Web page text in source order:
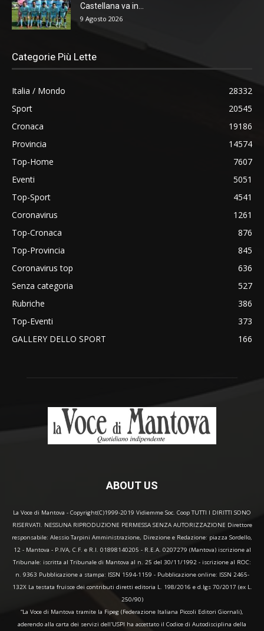
Castellana va in...
9 Agosto 2026
Categorie Più Lette
Italia / Mondo
28332
Sport
20545
Cronaca
19186
Provincia
14574
Top-Home
7607
Eventi
5051
Top-Sport
4541
Coronavirus
1261
Top-Cronaca
876
Top-Provincia
845
Coronavirus top
636
Senza categoria
527
Rubriche
386
Top-Eventi
373
GALLERY DELLO SPORT
166
ABOUT US
La Voce di Mantova - Copyright(C)1999-2019 Vidiemme Soc. Coop TUTTI I DIRITTI SONO
RISERVATI. NESSUNA RIPRODUZIONE PERMESSA SENZA AUTORIZZAZIONE Direttore
responsabile: Alessio Tarpini Amministrazione, Direzione e Redazione: piazza Sordello,
12 - Mantova - P.IVA, C.F. e R.I. 01898140205 - R.E.A. 0207279 (Mantova) iscrizione al
Tribunale: iscritta al Tribunale di Mantova al n. 25 del 30/11/1992 - iscrizione al ROC:
n. 9363 Pubblicazione a stampa: ISSN 1594-1159 - Pubblicazione online: ISSN 2465-
132X La testata fruisce dei contributi diretti editoria L. 198/2016 e d.lgs 70/2017 (ex L.
250/90)
“La Voce di Mantova tramite la Fipeg (Federazione Italiana Piccoli Editori Giornali),
aderendo alla carta dei servizi dell'USPI ha accettato il Codice di Autodisciplina della